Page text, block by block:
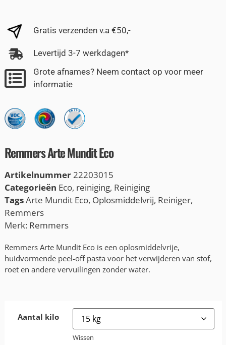
Gratis verzenden v.a €50,-
Levertijd 3-7 werkdagen*
Grote afnames? Neem contact op voor meer
informatie
Remmers Arte Mundit Eco
Artikelnummer22203015
Categorieën Eco, reiniging, Reiniging
TagsArte Mundit Eco, Oplosmiddelvrij, Reiniger,
Remmers
Merk: Remmers
Remmers Arte Mundit Eco is een oplosmiddelvrije,
huidvormende peel-off pasta voor het verwijderen van stof,
roet en andere vervuilingen zonder water.
Aantal kilo
Wissen